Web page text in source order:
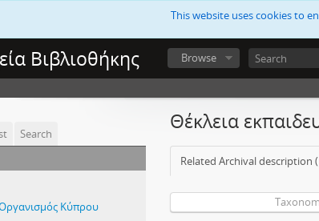
This website uses cookies to
Βιβλιοθήκης Browse
Search
Κύπρου
Θέκλεια
Related Archival description